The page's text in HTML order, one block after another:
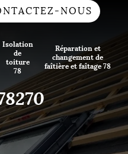
NOUS
Isolation
de
toiture
78
Réparation et
changement de
faîtière et faîtage 78